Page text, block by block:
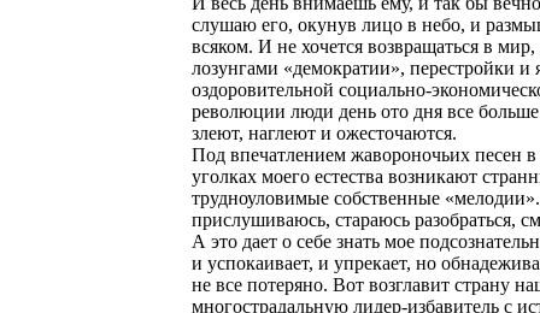
слушаю его, окунув лицо в небо, и
всяком. И не хочется возвращаться в мир,
лозунгами «демократии», перестройки и
оздоровительной социально-
революции люди день ото дня все
злеют, наглеют и ожесточаются.
Под впечатлением жавороночьих песен в
уголках моего естества возникают
трудноуловимые собственные
прислушиваюсь, стараюсь разобраться,
А это дает о себе знать мое
и успокаивает, и упрекает, но
не все потеряно. Вот возглавит страну
многострадальную лидер-избавитель с